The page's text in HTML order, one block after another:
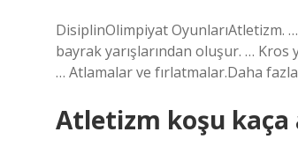
DisiplinOlimpiyat OyunlarıAtletizm.
bayrak yarışlarından oluşur. … Kros
… Atlamalar ve fırlatmalar.Daha
Atletizm koşu kaça